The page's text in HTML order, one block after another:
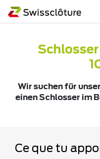
Wir suchen für
einen Schlosser im
Ce que tu